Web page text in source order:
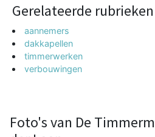
Gerelateerde rubrieken
aannemers
dakkapellen
timmerwerken
verbouwingen
Foto's van De